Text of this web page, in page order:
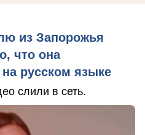
из Запорожья
что она
русском языке
слили в сеть.